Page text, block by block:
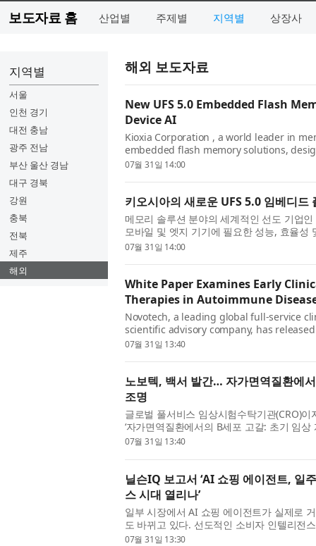
보도자료 홈 산업별 주제별 지역별 상장사
지역별
서울
인천 경기
대전 충남
광주 전남
부산 울산 경남
대구 경북
강원
충북
전북
제주
해외
해외 보도자료
New UFS 5.0 Embedded Flash
Device AI
Kioxia Corporation , a world leader in
embedded flash memory solutions,
and capacity required for the next gen...
07월 31일 14:00
키오시아의 새로운 UFS 5.0 임베디
메모리 솔루션 분야의 세계적인 선도 기업
모바일 및 엣지 기기에 필요한 성능, 효율성
플래시 메모리 솔루션을 발표...
07월 31일 14:00
White Paper Examines Early
Therapies in Autoimmune
Novotech, a leading global full-service
scientific advisory company, has
Autoimmune Disease: Considerations for
07월 31일 13:40
노보텍, 백서 발간… 자가면역질환에
조명
글로벌 풀서비스 임상시험수탁기관(CRO)
‘자가면역질환에서의 B세포 고갈: 초기 임
B세포 고갈 치료제의 초기 임상...
07월 31일 13:40
닐슨IQ 보고서 ‘AI 쇼핑 에이전트, 일
스 시대 열리나’
일부 시장에서 AI 쇼핑 에이전트가 실제로
도 바뀌고 있다. 선도적인 소비자 인텔리전
보고서 ‘커머스 혁명: 동서양의 만...
07월 31일 13:30